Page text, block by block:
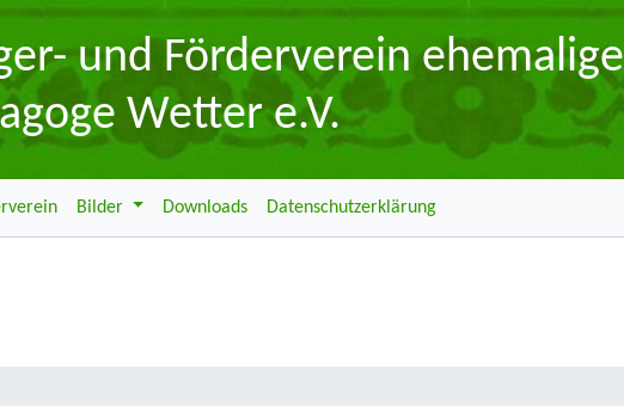
und Förderverein ehemalige
Wetter e.V.
Bilder Downloads Datenschutzerklärung